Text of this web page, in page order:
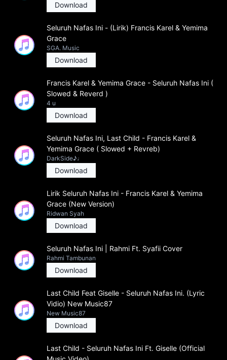
Download
Seluruh Nafas Ini - (Lirik) Francis Karel & Yemima
Grace
SGA. Music
Download
Francis Karel & Yemima Grace - Seluruh Nafas Ini (
Slowed & Reverd )
4 u
Download
Seluruh Nafas Ini, Last Child - Francis Karel &
Yemima Grace ( Slowed + Revreb)
DarkSide♪♩
Download
Lirik Seluruh Nafas Ini - Francis Karel & Yemima
Grace (New Version)
Ridwan Syah
Download
Seluruh Nafas Ini | Rahmi Ft. Syafii Cover
Rahmi Tambunan
Download
Last Child Feat Giselle - Seluruh Nafas Ini. (Lyric
Vidio) New Music87
New Music87
Download
Last Child - Seluruh Nafas Ini Ft. Giselle (Official